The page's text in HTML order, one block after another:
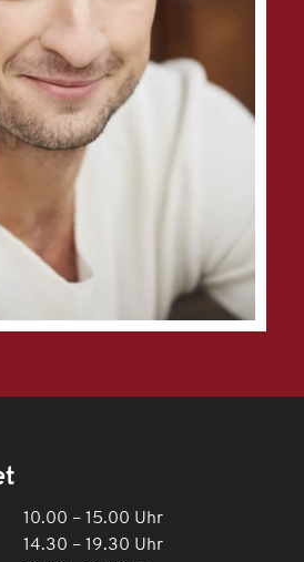
10.00 – 15.00 Uhr
14.30 – 19.30 Uhr